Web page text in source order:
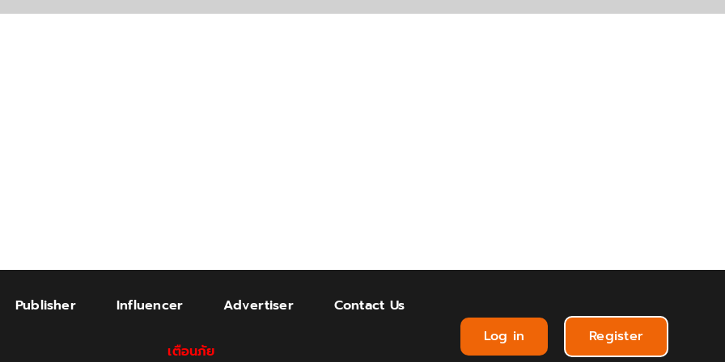
Publisher Influencer Advertiser Contact Us
เตือนภัย
Log in Register